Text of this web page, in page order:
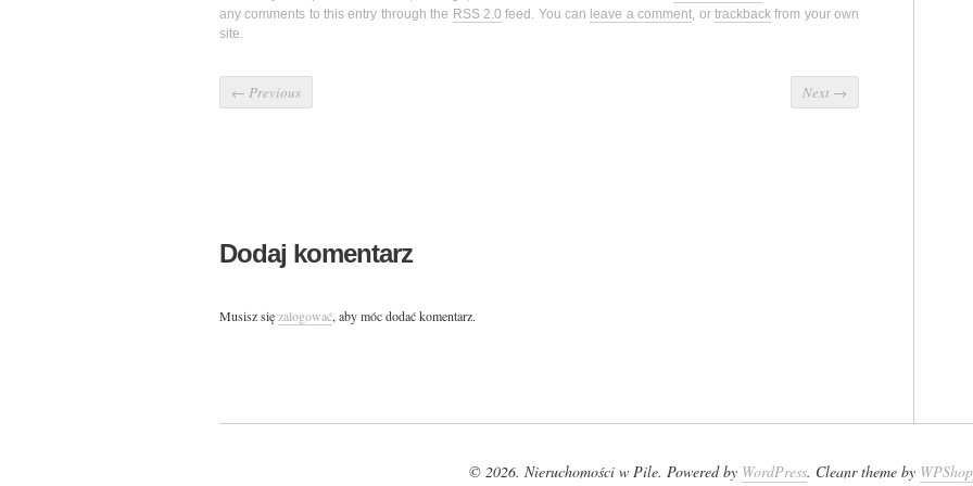
any comments to this entry through the RSS 2.0 feed. You can leave a comment, or trackbackfrom your own
site.
← Previous Next →
Dodaj komentarz
Musisz sięzalogować, aby móc dodać komentarz.
© 2026. Nieruchomości w Pile. Powered by WordPress. Cleanr theme by